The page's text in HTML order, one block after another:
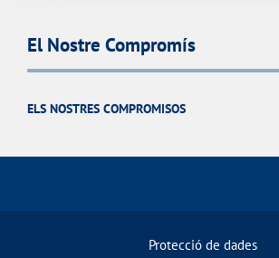
El Nostre Compromís
ELS NOSTRES COMPROMISOS
Protecció de dades